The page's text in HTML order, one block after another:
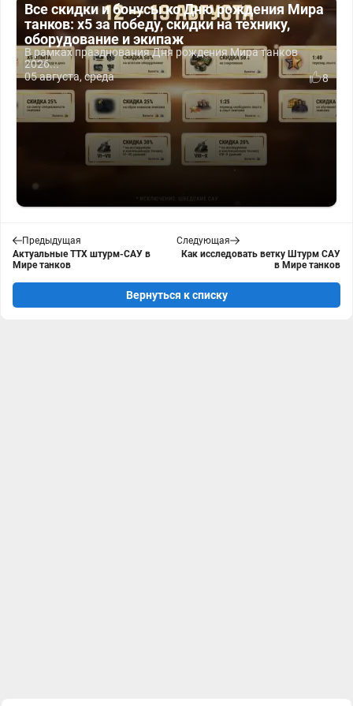
Все скидки и бонусы ко Дню рождения Мира
танков: x5 за победу, скидки на технику,
оборудование и экипаж
В рамках празднования Дня рождения Мира танков
2026...
05 августа, среда
8
Предыдущая
Актуальные ТТХ штурм-САУ в
Мире танков
Следующая
Как исследовать ветку Штурм САУ
в Мире танков
Вернуться к списку